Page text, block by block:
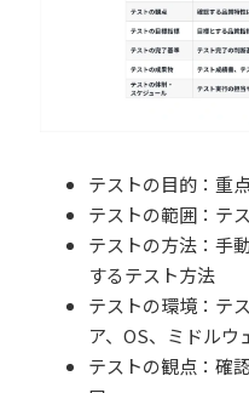
テストの目的：重
テストの範囲：テ
テストの方法：手
するテスト方法
テストの環境：テ
ア、OS、ミドルウ
テストの観点：確